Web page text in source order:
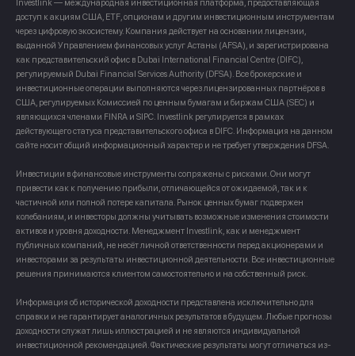
Investlink — международная инвестиционная платформа, предоставляющая
доступ к акциям США, ETF, опционам и другим инвестиционным инструментам
через цифровую экосистему. Компания действует на основании лицензии,
выданной Управлением финансовых услуг Астаны (AFSA), и зарегистрирована
как представительский офис в Dubai International Financial Centre (DIFC),
регулируемый Dubai Financial Services Authority (DFSA). Все брокерские и
инвестиционные операции выполняются через лицензированных партнёров в
США, регулируемых Комиссией по ценным бумагам и биржам США (SEC) и
являющихся членами FINRA и SIPC. Investlink регулируется в рамках
действующего статуса представительского офиса в DIFC. Информация на данном
сайте носит общий информационный характер и не требует утверждения DFSA.
Инвестиции в финансовые инструменты сопряжены с рисками. Они могут
привести как к получению прибыли, отличающейся от ожидаемой, так и к
частичной или полной потере капитала. Рынок ценных бумаг подвержен
колебаниям, и инвесторы должны учитывать возможные изменения стоимости
активов и уровня доходности. Менеджмент Investlink, как и менеджмент
публичных компаний, не несёт личной ответственности перед акционерами и
инвесторами за результаты инвестиционной деятельности. Все инвестиционные
решения принимаются клиентом самостоятельно и на собственный риск.
Информация об исторической доходности представлена исключительно для
справки и не гарантирует аналогичных результатов в будущем. Любые прогнозы
доходности служат лишь иллюстрацией и не являются индивидуальной
инвестиционной рекомендацией. Фактические результаты могут отличаться из-